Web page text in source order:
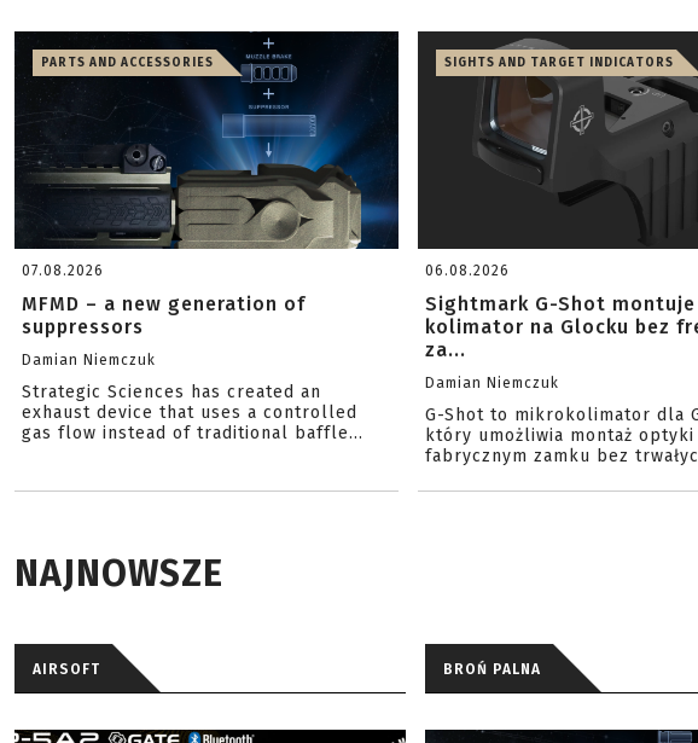
PARTS AND ACCESSORIES
07.08.2026
MFMD – a new generation of
suppressors
Damian Niemczuk
Strategic Sciences has created an
exhaust device that uses a controlled
gas flow instead of traditional baffle...
SIGHTS AND TARGET INDICATORS
06.08.2026
Sightmark G-Shot montuje
kolimator na Glocku bez
za...
Damian Niemczuk
G-Shot to mikrokolimator dla
który umożliwia montaż optyki
fabrycznym zamku bez
NAJNOWSZE
AIRSOFT BROŃ PALNA